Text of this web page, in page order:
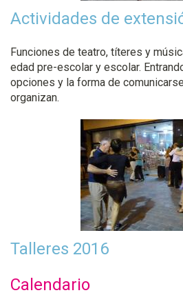
Actividades de
Funciones de teatro, títeres y
edad pre-escolar y escolar.
opciones y la forma de
organizan.
Talleres 2016
Calendario